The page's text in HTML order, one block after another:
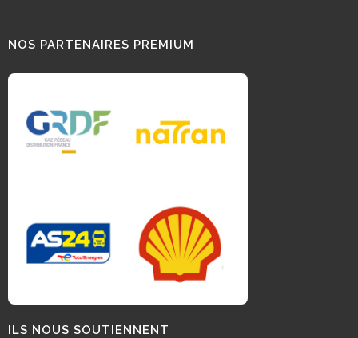
NOS PARTENAIRES PREMIUM
ILS NOUS SOUTIENNENT